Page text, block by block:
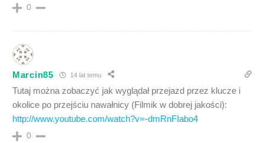
0
Marcin85 14 lat temu
Tutaj można zobaczyć jak wyglądał przejazd przez klucze i
okolice po przejściu nawałnicy (Filmik w dobrej jakości):
http://www.youtube.com/watch?v=-dmRnFIabo4
0